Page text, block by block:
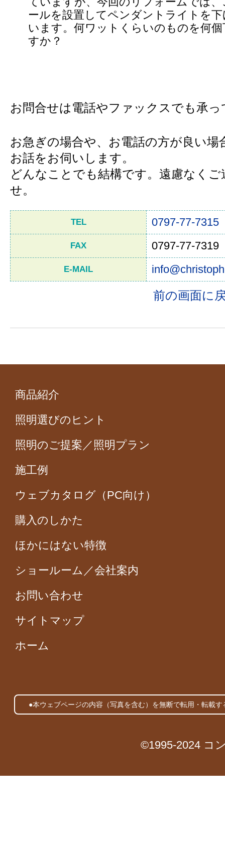
ールを設置してペンダントライトを
います。何ワットくらいのものを何
すか？
お問合せは電話やファックスでも承
お急ぎの場合や、お電話の方が良い場
お話をお伺いします。
どんなことでも結構です。遠慮なくご
せ。
TEL 0797-77-7315
FAX 0797-77-7319
E-MAIL
前の画面に
商品紹介
照明選びのヒント
照明のご提案／照明プラン
施工例
ウェブカタログ（PC向け）
購入のしかた
ほかにはない特徴
ショールーム／会社案内
お問い合わせ
サイトマップ
ホーム
●本ウェブページの内容（写真を含む）を無断で転用・転載
©1995-2024 コ